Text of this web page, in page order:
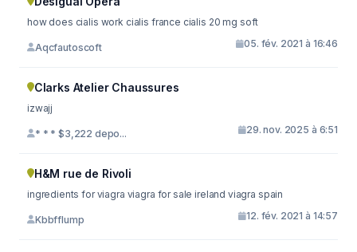
how does cialis work cialis france cialis 20 mg soft
Aqcfautoscoft 05. fév. 2021 à 16:46
Clarks Atelier Chaussures
izwajj
* * * $3,222 depo... 29. nov. 2025 à 6:51
H&M rue de Rivoli
ingredients for viagra viagra for sale ireland viagra spain
Kbbfflump 12. fév. 2021 à 14:57